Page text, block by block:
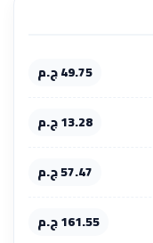
49.75 ج.م
13.28 ج.م
57.47 ج.م
161.55 ج.م